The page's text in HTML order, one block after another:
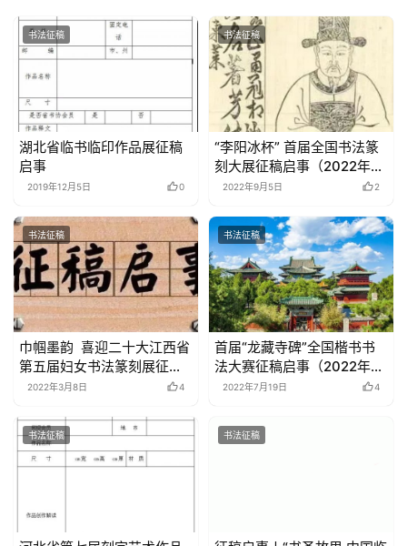
书法征稿
湖北省临书临印作品展征稿
启事
2019年12月5日 0
书法征稿
“李阳冰杯” 首届全国书法篆
刻大展征稿启事（2022年8
月10日截稿）
2022年9月5日 2
书法征稿
巾帼墨韵 喜迎二十大江西省
第五届妇女书法篆刻展征稿
启事
2022年3月8日 4
书法征稿
首届“龙藏寺碑”全国楷书书
法大赛征稿启事（2022年8
月31日截稿）
2022年7月19日 4
书法征稿 书法征稿